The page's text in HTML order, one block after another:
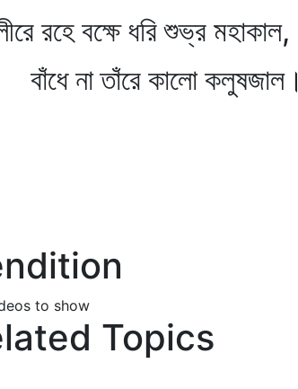
রহে বক্ষে ধরি শুভ্র মহাকাল,
না তাঁরে কালো কলুষজাল।
to show
Topics